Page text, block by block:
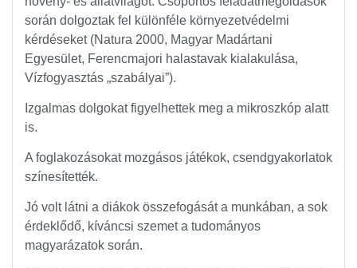
során dolgoztak fel különféle környezetvédelmi
kérdéseket (Natura 2000, Magyar Madártani
Egyesület, Ferencmajori halastavak kialakulása,
Vízfogyasztás „szabályai”).
Izgalmas dolgokat figyelhettek meg a mikroszkóp alatt
is.
A foglakozásokat mozgásos játékok, csendgyakorlatok
színesítették.
Jó volt látni a diákok összefogását a munkában, a sok
érdeklődő, kíváncsi szemet a tudományos
magyarázatok során.